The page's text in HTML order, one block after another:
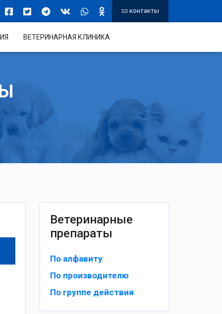
контакты
ВЕТЕРИНАРНАЯ КЛИНИКА
Ветеринарные
препараты
По алфавиту
По производителю
По группе действия